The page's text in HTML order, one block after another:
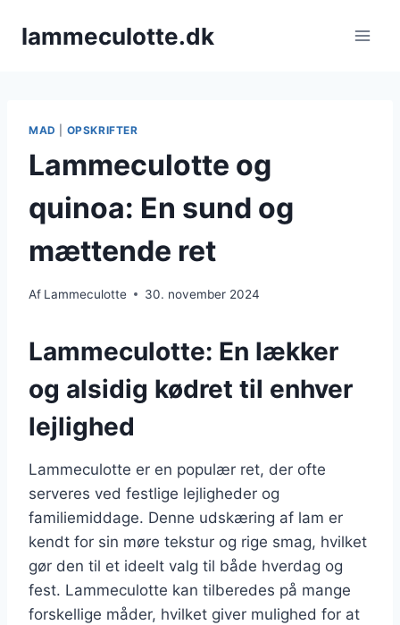
lammeculotte.dk
MAD OPSKRIFTER
Lammeculotte og
quinoa: En sund og
mættende ret
Af Lammeculotte 30. november 2024
Lammeculotte: En lækker
og alsidig kødret til enhver
lejlighed
Lammeculotte er en populær ret, der ofte
serveres ved festlige lejligheder og
familiemiddage. Denne udskæring af lam er
kendt for sin møre tekstur og rige smag, hvilket
gør den til et ideelt valg til både hverdag og
fest. Lammeculotte kan tilberedes på mange
forskellige måder, hvilket giver mulighed for at